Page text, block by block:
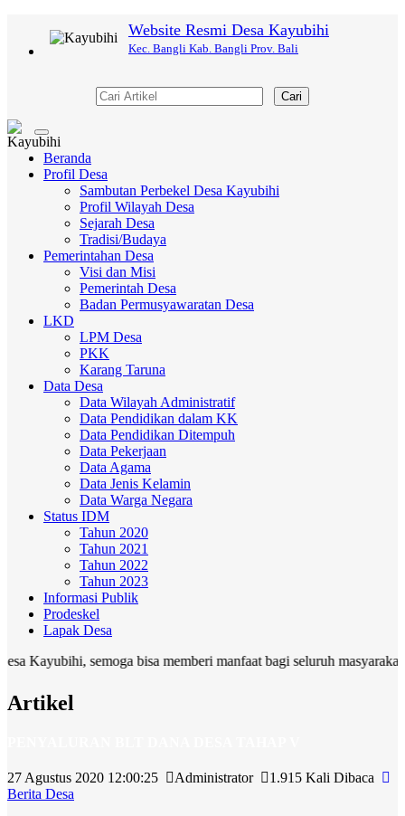
Website Resmi Desa Kayubihi
Kec. Bangli Kab. Bangli Prov. Bali
Cari
Toggle
navigation
Beranda
Profil Desa
Sambutan Perbekel Desa Kayubihi
Profil Wilayah Desa
Sejarah Desa
Tradisi/Budaya
Pemerintahan Desa
Visi dan Misi
Pemerintah Desa
Badan Permusyawaratan Desa
LKD
LPM Desa
PKK
Karang Taruna
Data Desa
Data Wilayah Administratif
Data Pendidikan dalam KK
Data Pendidikan Ditempuh
Data Pekerjaan
Data Agama
Data Jenis Kelamin
Data Warga Negara
Status IDM
Tahun 2020
Tahun 2021
Tahun 2022
Tahun 2023
Informasi Publik
Prodeskel
Lapak Desa
semoga bisa memberi manfaat bagi seluruh masyarakat
Artikel
27 Agustus 2020 12:00:25 Administrator
1.915 Kali Dibaca
Berita Desa